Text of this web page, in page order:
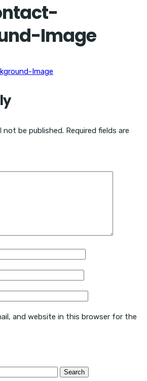
Image
not be published. Required fields are
and website in this browser for the